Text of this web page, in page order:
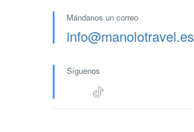
Mándanos un correo
info@manolotravel.es
Síguenos